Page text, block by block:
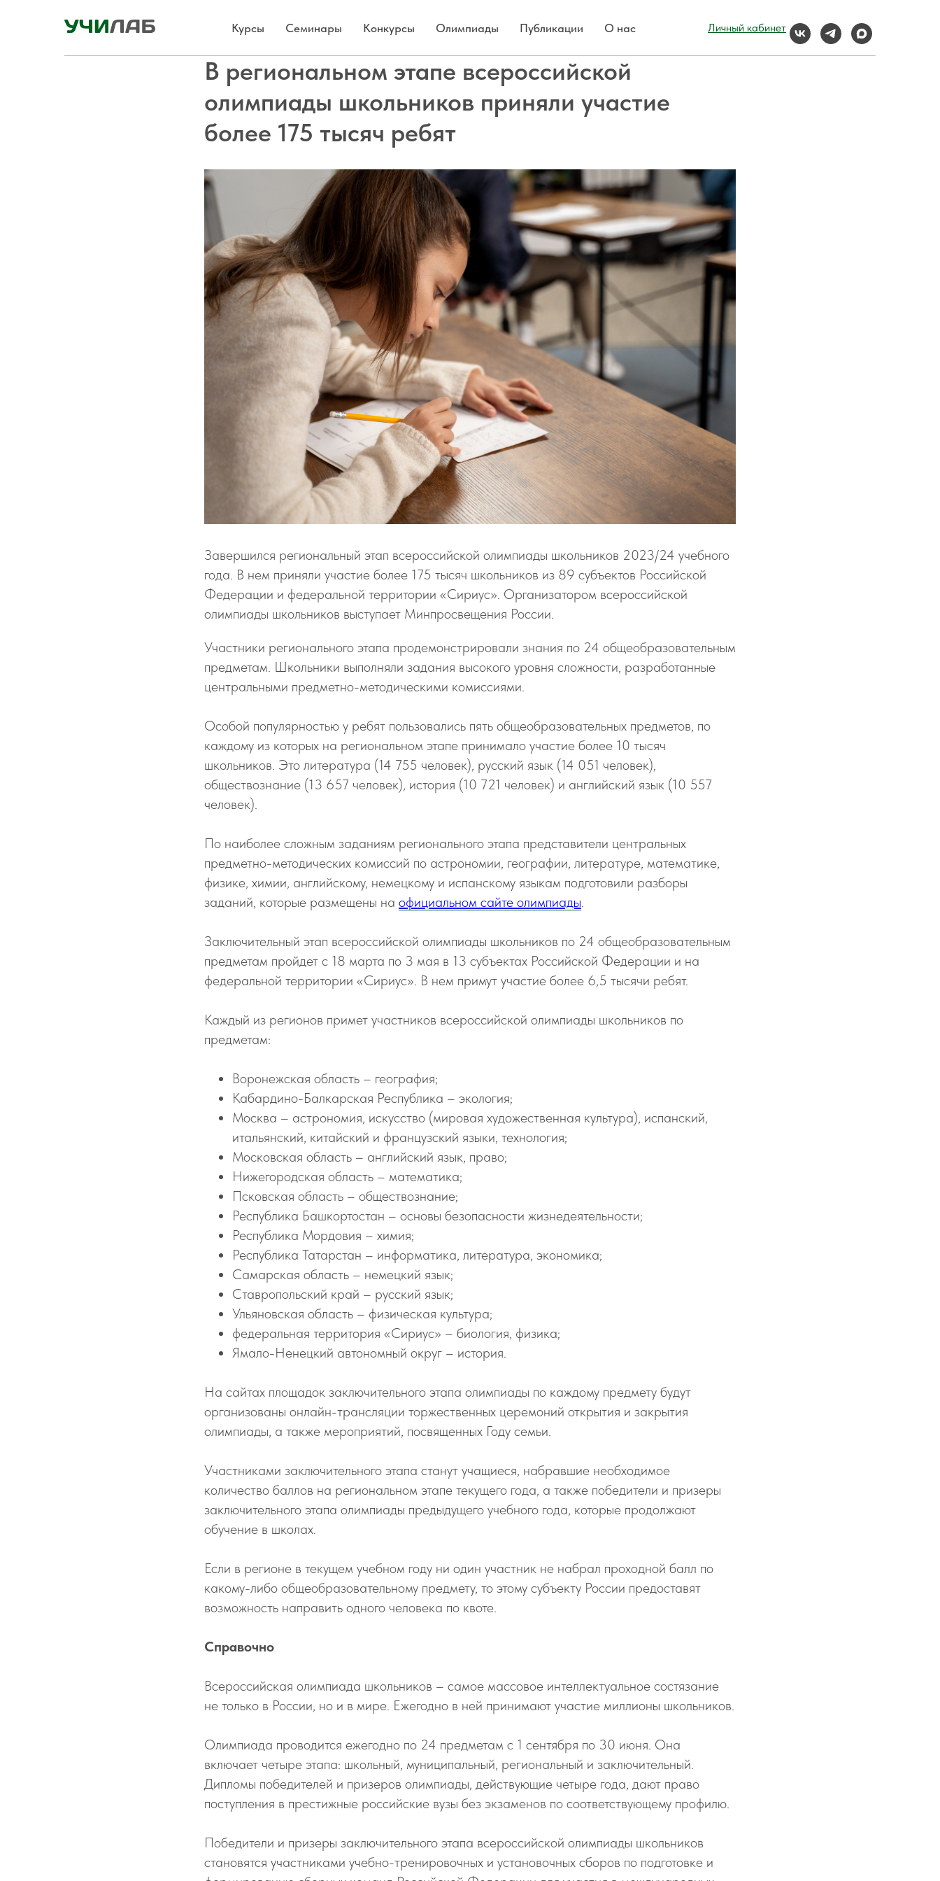
Курсы Семинары Конкурсы Олимпиады Публикации О нас Личный кабинет
В региональном этапе всероссийской
олимпиады школьников приняли участие
более 175 тысяч ребят
Завершился региональный этап всероссийской олимпиады школьников 2023/24 учебного
года. В нем приняли участие более 175 тысяч школьников из 89 субъектов Российской
Федерации и федеральной территории «Сириус». Организатором всероссийской
олимпиады школьников выступает Минпросвещения России.
Участники регионального этапа продемонстрировали знания по 24 общеобразовательным
предметам. Школьники выполняли задания высокого уровня сложности, разработанные
центральными предметно-методическими комиссиями.
Особой популярностью у ребят пользовались пять общеобразовательных предметов, по
каждому из которых на региональном этапе принимало участие более 10 тысяч
школьников. Это литература (14 755 человек), русский язык (14 051 человек),
обществознание (13 657 человек), история (10 721 человек) и английский язык (10 557
человек).
По наиболее сложным заданиям регионального этапа представители центральных
предметно-методических комиссий по астрономии, географии, литературе, математике,
физике, химии, английскому, немецкому и испанскому языкам подготовили разборы
заданий, которые размещены на официальном сайте олимпиады.
Заключительный этап всероссийской олимпиады школьников по 24 общеобразовательным
предметам пройдет с 18 марта по 3 мая в 13 субъектах Российской Федерации и на
федеральной территории «Сириус». В нем примут участие более 6,5 тысячи ребят.
Каждый из регионов примет участников всероссийской олимпиады школьников по
предметам:
Воронежская область – география;
Кабардино-Балкарская Республика – экология;
Москва – астрономия, искусство (мировая художественная культура), испанский,
итальянский, китайский и французский языки, технология;
Московская область – английский язык, право;
Нижегородская область – математика;
Псковская область – обществознание;
Республика Башкортостан – основы безопасности жизнедеятельности;
Республика Мордовия – химия;
Республика Татарстан – информатика, литература, экономика;
Самарская область – немецкий язык;
Ставропольский край – русский язык;
Ульяновская область – физическая культура;
федеральная территория «Сириус» – биология, физика;
Ямало-Ненецкий автономный округ – история.
На сайтах площадок заключительного этапа олимпиады по каждому предмету будут
организованы онлайн-трансляции торжественных церемоний открытия и закрытия
олимпиады, а также мероприятий, посвященных Году семьи.
Участниками заключительного этапа станут учащиеся, набравшие необходимое
количество баллов на региональном этапе текущего года, а также победители и призеры
заключительного этапа олимпиады предыдущего учебного года, которые продолжают
обучение в школах.
Если в регионе в текущем учебном году ни один участник не набрал проходной балл по
какому-либо общеобразовательному предмету, то этому субъекту России предоставят
возможность направить одного человека по квоте.
Справочно
Всероссийская олимпиада школьников – самое массовое интеллектуальное состязание
не только в России, но и в мире. Ежегодно в ней принимают участие миллионы школьников.
Олимпиада проводится ежегодно по 24 предметам с 1 сентября по 30 июня. Она
включает четыре этапа: школьный, муниципальный, региональный и заключительный.
Дипломы победителей и призеров олимпиады, действующие четыре года, дают право
поступления в престижные российские вузы без экзаменов по соответствующему профилю.
Победители и призеры заключительного этапа всероссийской олимпиады школьников
становятся участниками учебно-тренировочных и установочных сборов по подготовке и